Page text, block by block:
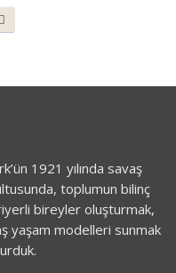
1921 yılında savaş
toplumun bilinç
bireyler oluşturmak,
yaşam modelleri sunmak